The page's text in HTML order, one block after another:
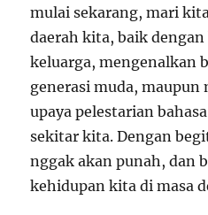
mulai sekarang, mari
daerah kita, baik dengan
keluarga, mengenalkan
generasi muda, maupun
upaya pelestarian
sekitar kita. Dengan
nggak akan punah, dan
kehidupan kita di masa